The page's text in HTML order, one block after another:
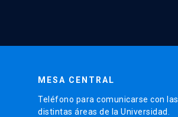
MESA CENTRAL
Teléfono para comunicarse con las
distintas áreas de la Universidad.